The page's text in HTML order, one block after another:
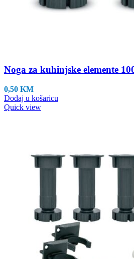
Noga za kuhinjske elemente
0,50 KM
Dodaj u košaricu
Quick view